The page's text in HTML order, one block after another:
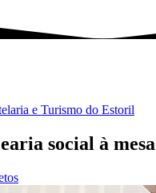
e Turismo do Estoril
social à mesa